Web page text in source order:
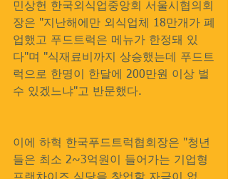
민상헌 한국외식업중앙회 서울시협의회
장은 "지난해에만 외식업체 18만개가 폐
업했고 푸드트럭은 메뉴가 한정돼 있
다"며 "식재료비까지 상승했는데 푸드트
럭으로 한명이 한달에 200만원 이상 벌
수 있겠느냐"고 반문했다.
이에 하혁 한국푸드트럭협회장은 "청년
들은 최소 2~3억원이 들어가는 기업형